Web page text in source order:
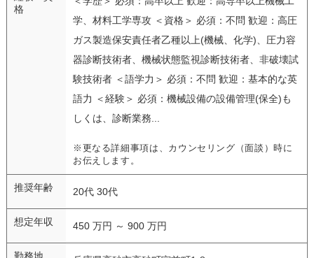
格
学、材料工学専攻 ＜資格＞ 必須：不問 歓迎：高圧
ガス製造保安責任者乙種以上(機械、化学)、圧力容
器診断技術者、機械状態監視診断技術者、非破壊試
験技術者 ＜語学力＞ 必須：不問 歓迎：基本的な英
語力 ＜経験＞ 必須：機械設備の設備管理(保全)も
しくは、診断業務...
※更なる詳細事項は、カウンセリング（面談）時に
お伝えします。
推奨年齢 20代 30代
想定年収 450 万円 ～ 900 万円
勤務地